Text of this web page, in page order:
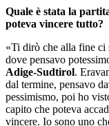
Quale è stata la
poteva vincere tutto?
«Ti dirò che alla fine ci
dove pensavo
Adige-Sudtirol.
dal termine, pensavo
pessimismo, poi ho
capito che poteva
vincere. Io sono uno